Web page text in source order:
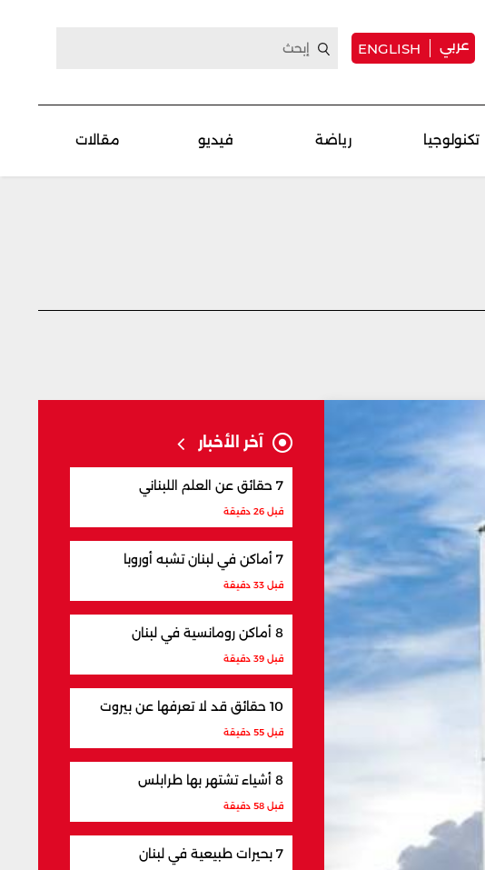
عربي ENGLISH
تكنولوجيا رياضة فيديو مقالات
آخر الأخبار
7 حقائق عن العلم اللبناني
قبل 26 دقيقة
7 أماكن في لبنان تشبه أوروبا
قبل 33 دقيقة
8 أماكن رومانسية في لبنان
قبل 39 دقيقة
10 حقائق قد لا تعرفها عن بيروت
قبل 55 دقيقة
8 أشياء تشتهر بها طرابلس
قبل 58 دقيقة
7 بحيرات طبيعية في لبنان